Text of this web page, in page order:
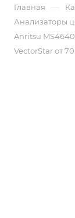
Главная —
Анализаторы
Anritsu
VectorStar от 70